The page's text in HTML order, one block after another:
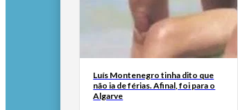
Luís Montenegro tinha dito que
não ia de férias. Afinal, foi para o
Algarve